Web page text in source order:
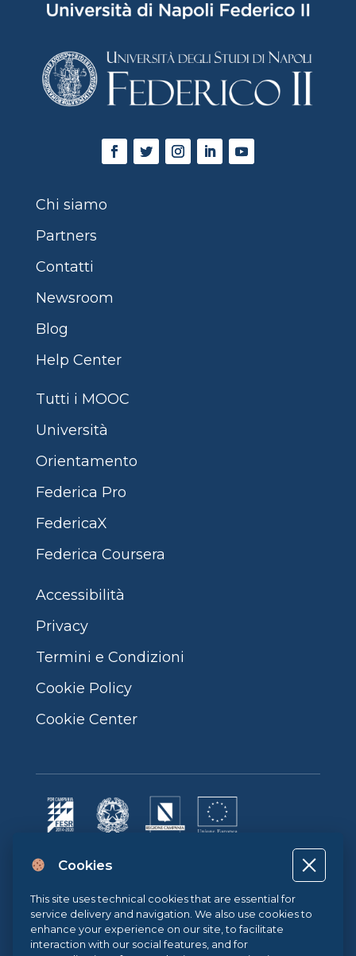
Chi siamo
Partners
Contatti
Newsroom
Blog
Help Center
Tutti i MOOC
Università
Orientamento
Federica Pro
FedericaX
Federica Coursera
Accessibilità
Privacy
Termini e Condizioni
Cookie Policy
Cookie Center
Progetto cofinanziato dall’Unione Europea, dallo Stato Italiano e dalla
Regione Campania POR CAMPANIA FESR 2014-2020 | ASSE II –
OBIETTIVO TEMATICO 2O.S. 2.3 | AZIONE 2.3.1 | Progetto: LA FABBRICA
DIGITALE
Sistema di Gestione Qualità UNI EN ISO 9001:2015
Cookies
This site uses technical cookies that are essential for
service delivery and navigation. We also use cookies to
enhance your experience on our site, to facilitate
interaction with our social features, and for